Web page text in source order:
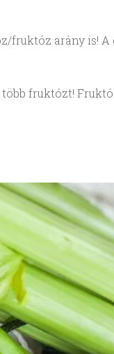
arány is!
több fruktózt!